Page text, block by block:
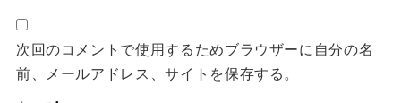
次回のコメントで使用するためブラウザーに自分の名
前、メールアドレス、サイトを保存する。